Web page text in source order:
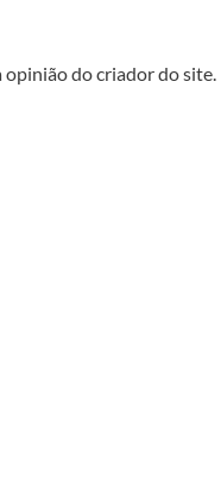
opinião do criador do site.